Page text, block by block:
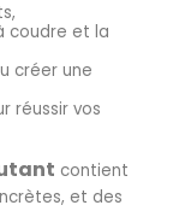
coudre et la
créer une
réussir vos
contient
et des